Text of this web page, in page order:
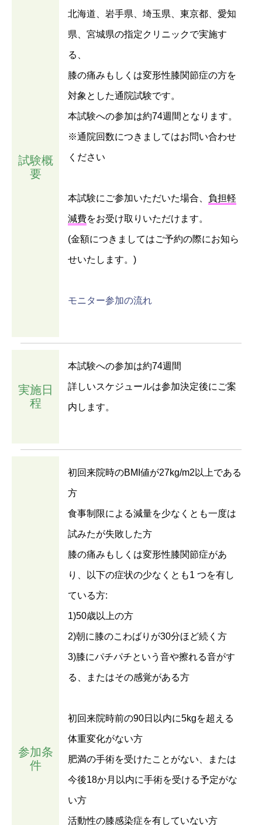
試験概
要
北海道、岩手県、埼玉県、東京都、愛知
県、宮城県の指定クリニックで実施す
る、
膝の痛みもしくは変形性膝関節症の方を
対象とした通院試験です。
本試験への参加は約74週間となります。
※通院回数につきましてはお問い合わせ
ください
本試験にご参加いただいた場合、 負担軽
減費をお受け取りいただけます。
(金額につきましてはご予約の際にお知ら
せいたします。)
モニター参加の流れ
実施日
程
本試験への参加は約74週間
詳しいスケジュールは参加決定後にご案
内します。
参加条
件
初回来院時のBMI値が27kg/m2以上である
方
食事制限による減量を少なくとも一度は
試みたが失敗した方
膝の痛みもしくは変形性膝関節症があ
り、以下の症状の少なくとも1 つを有し
ている方:
1)50歳以上の方
2)朝に膝のこわばりが30分ほど続く方
3)膝にパチパチという音や擦れる音がす
る、またはその感覚がある方
初回来院時前の90日以内に5kgを超える
体重変化がない方
肥満の手術を受けたことがない、または
今後18か月以内に手術を受ける予定がな
い方
活動性の膝感染症を有していない方